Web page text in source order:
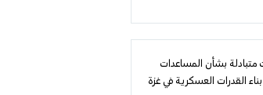
متبادلة بشأن المساعدات
بناء القدرات العسكرية في غزة